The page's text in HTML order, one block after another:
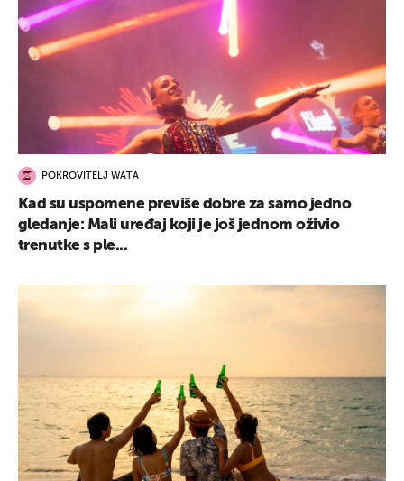
POKROVITELJ WATA
Kad su uspomene previše dobre za samo jedno
gledanje: Mali uređaj koji je još jednom oživio
trenutke s ple...